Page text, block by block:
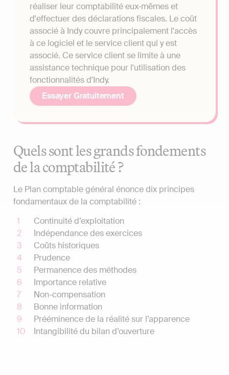
réaliser leur comptabilité eux-mêmes et
d'effectuer des déclarations fiscales. Le coût
associé à Indy couvre principalement l'accès
à ce logiciel et le service client qui y est
associé. Ce service client se limite à une
assistance technique pour l'utilisation des
fonctionnalités d'Indy.
Essayer Gratuitement
Quels sont les grands fondements
de la comptabilité ?
Le Plan comptable général énonce dix principes
fondamentaux de la comptabilité :
Continuité d’exploitation
Indépendance des exercices
Coûts historiques
Prudence
Permanence des méthodes
Importance relative
Non-compensation
Bonne information
Prééminence de la réalité sur l’apparence
Intangibilité du bilan d’ouverture